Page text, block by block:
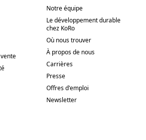
Notre équipe
Le développement durable
chez KoRo
Où nous trouver
À propos de nous
Carrières
Presse
Offres d'emploi
Newsletter